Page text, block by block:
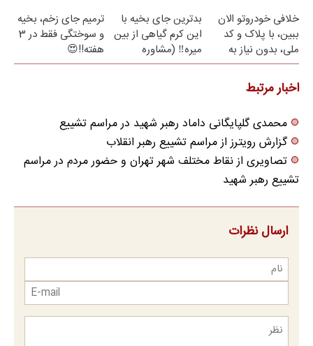
خلافی خودروتو الان
ببین، با پلاک و کد
ملی، بدون نیاز به
مراجعه حضوری
بدترین جای بخیه با
این کرم گیاهی از بین
میره‼️ (مشاوره
رایگان)
ترمیم جای زخم، بخیه
و سوختگی فقط در 3
هفته!!😍
اخبار مرتبط
محمدی گلپایگانی داماد رهبر شهید در مراسم تشییع
گزارش رویترز از مراسم تشییع رهبر انقلاب
تصاویری از نقاط مختلف شهر تهران و حضور مردم در مراسم
تشییع رهبر شهید
ارسال نظرات